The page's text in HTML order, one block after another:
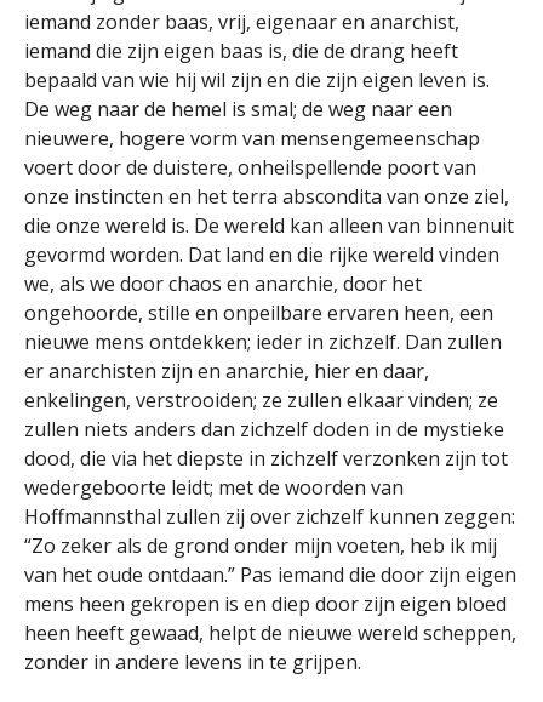
iemand zonder baas, vrij, eigenaar en anarchist,
iemand die zijn eigen baas is, die de drang heeft
bepaald van wie hij wil zijn en die zijn eigen leven is.
De weg naar de hemel is smal; de weg naar een
nieuwere, hogere vorm van mensengemeenschap
voert door de duistere, onheilspellende poort van
onze instincten en het terra abscondita van onze ziel,
die onze wereld is. De wereld kan alleen van binnenuit
gevormd worden. Dat land en die rijke wereld vinden
we, als we door chaos en anarchie, door het
ongehoorde, stille en onpeilbare ervaren heen, een
nieuwe mens ontdekken; ieder in zichzelf. Dan zullen
er anarchisten zijn en anarchie, hier en daar,
enkelingen, verstrooiden; ze zullen elkaar vinden; ze
zullen niets anders dan zichzelf doden in de mystieke
dood, die via het diepste in zichzelf verzonken zijn tot
wedergeboorte leidt; met de woorden van
Hoffmannsthal zullen zij over zichzelf kunnen zeggen:
“Zo zeker als de grond onder mijn voeten, heb ik mij
van het oude ontdaan.” Pas iemand die door zijn eigen
mens heen gekropen is en diep door zijn eigen bloed
heen heeft gewaad, helpt de nieuwe wereld scheppen,
zonder in andere levens in te grijpen.